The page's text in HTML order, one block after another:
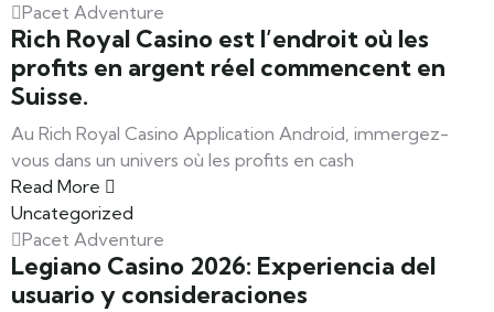
Pacet Adventure
Rich Royal Casino est l’endroit où les
profits en argent réel commencent en
Suisse.
Au Rich Royal Casino Application Android, immergez-
vous dans un univers où les profits en cash
Read More
Uncategorized
Pacet Adventure
Legiano Casino 2026: Experiencia del
usuario y consideraciones